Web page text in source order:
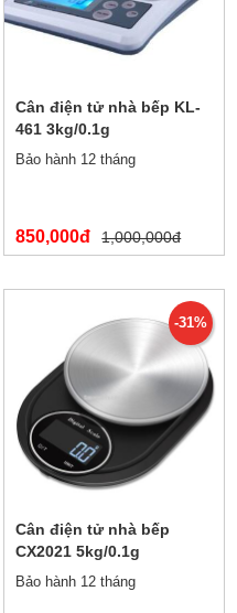
Cân điện tử nhà bếp KL-
461 3kg/0.1g
Bảo hành 12 tháng
850,000đ 1,000,000đ
-31%
Cân điện tử nhà bếp
CX2021 5kg/0.1g
Bảo hành 12 tháng